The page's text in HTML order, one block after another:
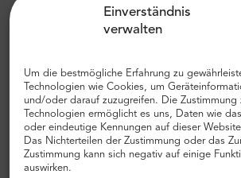
Einverständnis
verwalten
Um die bestmögliche Erfahrung zu
Technologien wie Cookies, um
und/oder darauf zuzugreifen. Die Zustimmung
Technologien ermöglicht es uns, Daten wie
oder eindeutige Kennungen auf dieser
Das Nichterteilen der Zustimmung oder das
Zustimmung kann sich negativ auf einige
auswirken.
100 Minuten.Wir empfehlen Ihnen, ein
besser einen privaten Flughafentransfer
um Ihr Hotel zu erreichen, ist der private
Tür zu Tür. Auf diese Weise sparen Sie
unangenehmen Prozess überspringen
herauszufinden, durch die Stadt zu
Weg zu finden.
Flughafen- und Stadttransfer